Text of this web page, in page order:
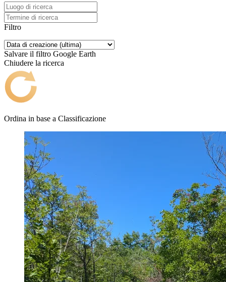
Filtro
Salvare il filtro Google Earth
Chiudere la ricerca
Ordina in base a Classificazione